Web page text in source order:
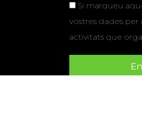
Si marqueu
vostres dades per
activitats que